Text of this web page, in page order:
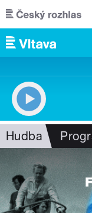
Přejít k hlavnímu
Hudba